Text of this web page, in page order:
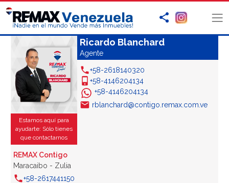
Estamos aquí para
ayudarte: Sólo tienes
que contactarnos
Ricardo Blanchard
Agente
+58-2618140320
+58-4146204134
+58-4146204134
rblanchard@contigo.remax.com.ve
REMAX Contigo
Maracaibo - Zulia
+58-2617441150